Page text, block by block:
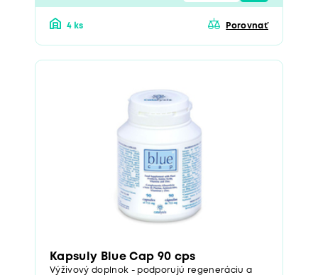
4 ks Porovnať
Kapsuly Blue Cap 90 cps
Výživový doplnok - podporujú regeneráciu a